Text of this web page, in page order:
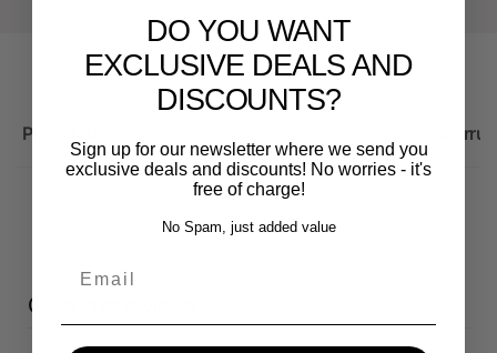
Produktbeschreibung Wichtige Hinweise zum
Customer reviews
DO YOU WANT
EXCLUSIVE DEALS AND
DISCOUNTS?
Sign up for our newsletter where we send you
exclusive deals and discounts! No worries - it's
free of charge!
No Spam, just added value